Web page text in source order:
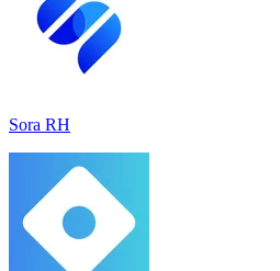
Sora RH